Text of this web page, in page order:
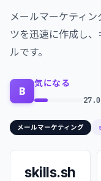
メールマーケティ
ツを迅速に作成し
ルです。
B
気になる
メールマーケティング
skills.sh